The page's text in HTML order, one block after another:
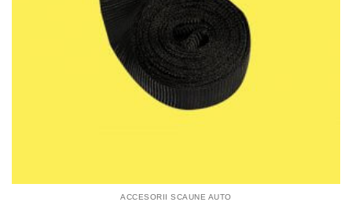
ACCESORII SCAUNE AUTO